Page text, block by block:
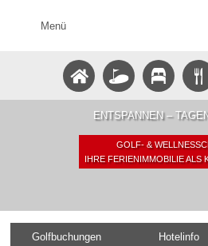
Menü
ENTSPANNEN –
GOLF- &
IHRE FERIENIMMOBILIE ALS
Golfbuchungen Hotelinfo